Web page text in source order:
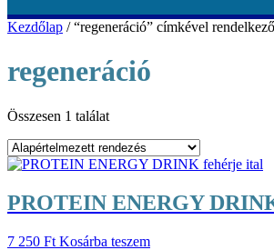
Kezdőlap / “regeneráció” címkével
regeneráció
Összesen 1 találat
PROTEIN ENERGY
7 250 Ft Kosárba teszem